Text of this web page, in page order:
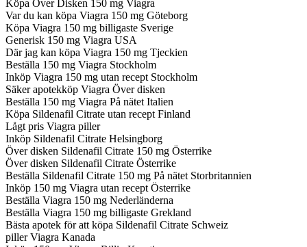
Köpa Över Disken 150 mg Viagra
Var du kan köpa Viagra 150 mg Göteborg
Köpa Viagra 150 mg billigaste Sverige
Generisk 150 mg Viagra USA
Där jag kan köpa Viagra 150 mg Tjeckien
Beställa 150 mg Viagra Stockholm
Inköp Viagra 150 mg utan recept Stockholm
Säker apotekköp Viagra Över disken
Beställa 150 mg Viagra På nätet Italien
Köpa Sildenafil Citrate utan recept Finland
Lågt pris Viagra piller
Inköp Sildenafil Citrate Helsingborg
Över disken Sildenafil Citrate 150 mg Österrike
Över disken Sildenafil Citrate Österrike
Beställa Sildenafil Citrate 150 mg På nätet Storbritannien
Inköp 150 mg Viagra utan recept Österrike
Beställa Viagra 150 mg Nederländerna
Beställa Viagra 150 mg billigaste Grekland
Bästa apotek för att köpa Sildenafil Citrate Schweiz
piller Viagra Kanada